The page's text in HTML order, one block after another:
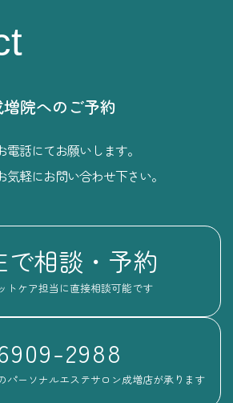
場合は、状態に合わせてご案内いた
軽にご相談ください。
一時的に敏感に感じる場合もあるた
り過度な刺激は避けていただくと安
自宅でのケア方法もご案内していま
点があればお気軽にご相談くださ
院へのご予約
話にてお願いします。
軽にお問い合わせ下さい。
で相談・予約
トケア担当に直接相談可能です
2988
パーソナルエステサロン成増店が承ります